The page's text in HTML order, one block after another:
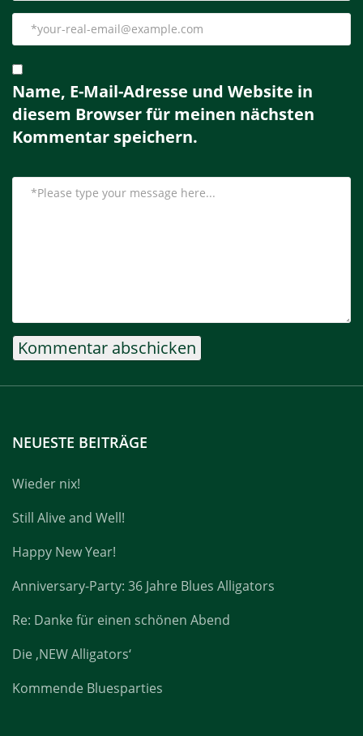
Name, E-Mail-Adresse und Website in
diesem Browser für meinen nächsten
Kommentar speichern.
NEUESTE BEITRÄGE
Wieder nix!
Still Alive and Well!
Happy New Year!
Anniversary-Party: 36 Jahre Blues Alligators
Re: Danke für einen schönen Abend
Die ‚NEW Alligators‘
Kommende Bluesparties